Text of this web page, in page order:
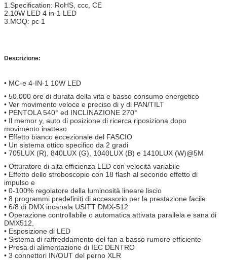
1.Specification: RoHS, ccc, CE
2.10W LED 4 in-1 LED
3.MOQ: pc 1
Descrizione:
• MC-e 4-IN-1 10W LED
• 50.000 ore di durata della vita e basso consumo energetico
• Ver movimento veloce e preciso di y di PAN/TILT
• PENTOLA 540° ed INCLINAZIONE 270°
• Il memor y, auto di posizione di ricerca riposiziona dopo
movimento inatteso
• Effetto bianco eccezionale del FASCIO
• Un sistema ottico specifico da 2 gradi
• 705LUX (R), 840LUX (G), 1040LUX (B) e 1410LUX (W)@5M
• Otturatore di alta efficienza LED con velocità variabile
• Effetto dello stroboscopio con 18 flash al secondo effetto di
impulso e
• 0-100% regolatore della luminosità lineare liscio
• 8 programmi predefiniti di accessorio per la prestazione facile
• 6/8 di DMX incanala USITT DMX-512
• Operazione controllabile o automatica attivata parallela e sana di
DMX512,
• Esposizione di LED
• Sistema di raffreddamento del fan a basso rumore efficiente
• Presa di alimentazione di IEC DENTRO
• 3 connettori IN/OUT del perno XLR